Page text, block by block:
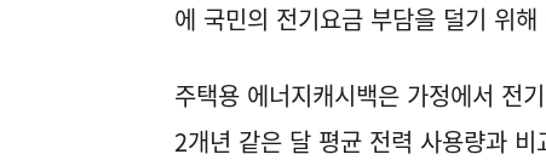
에 국민의 전기요금 부담을 덜기 위
주택용 에너지캐시백은 가정에서 전
2개년 같은 달 평균 전력 사용량과